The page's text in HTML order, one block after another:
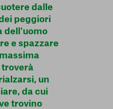
dalle
peggiori
dell'uomo
e spazzare
troverà
un
da cui
trovino